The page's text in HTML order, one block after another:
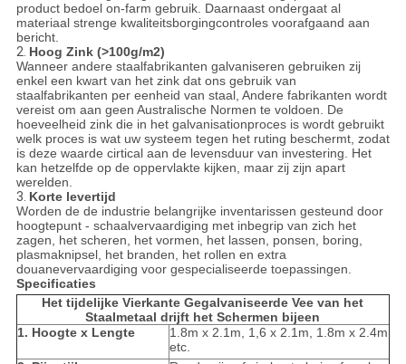
product bedoel on-farm gebruik. Daarnaast ondergaat al
materiaal strenge kwaliteitsborgingcontroles voorafgaand aan
bericht.
2. Hoog Zink (>100g/m2)
Wanneer andere staalfabrikanten galvaniseren gebruiken zij
enkel een kwart van het zink dat ons gebruik van
staalfabrikanten per eenheid van staal, Andere fabrikanten wordt
vereist om aan geen Australische Normen te voldoen. De
hoeveelheid zink die in het galvanisationproces is wordt gebruikt
welk proces is wat uw systeem tegen het ruting beschermt, zodat
is deze waarde cirtical aan de levensduur van investering. Het
kan hetzelfde op de oppervlakte kijken, maar zij zijn apart
werelden.
3. Korte levertijd
Worden de de industrie belangrijke inventarissen gesteund door
hoogtepunt - schaalvervaardiging met inbegrip van zich het
zagen, het scheren, het vormen, het lassen, ponsen, boring,
plasmaknipsel, het branden, het rollen en extra
douanevervaardiging voor gespecialiseerde toepassingen.
Specificaties
Het tijdelijke Vierkante Gegalvaniseerde Vee van het
Staalmetaal drijft het Schermen bijeen
1. Hoogte x Lengte
1.8m x 2.1m, 1,6 x 2.1m, 1.8m x 2.4m
etc.